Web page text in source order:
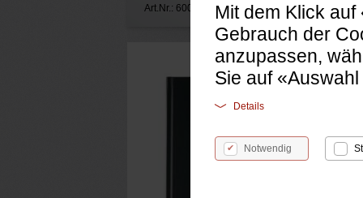
Mit dem Klick
Gebrauch der
anzupassen,
Sie auf
Details
Notwendig
Art.Nr.: 60092